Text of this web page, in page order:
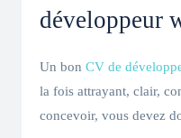
développeur
Un bon CV de
la fois attrayant, clair,
concevoir, vous devez